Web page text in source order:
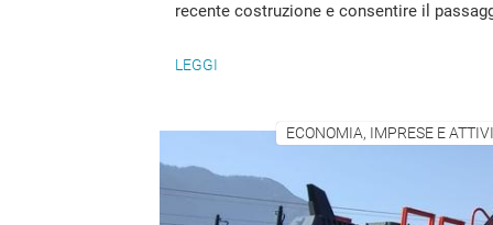
recente costruzione e consentire il
LEGGI
ECONOMIA, IMPRESE E